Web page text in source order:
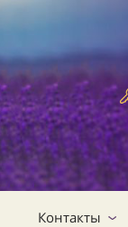
Контакты